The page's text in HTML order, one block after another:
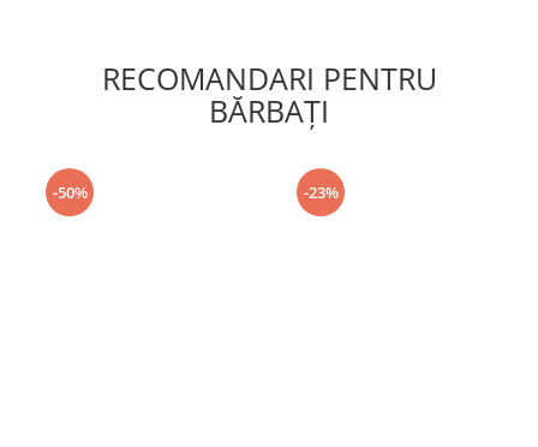
RECOMANDARI PENTRU
BĂRBAŢI
-50% -23%